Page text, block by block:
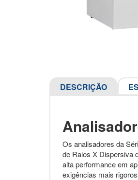
DESCRIÇÃO
Os analisadores da
de Raios X Dispersiva
alta performance em
exigências mais